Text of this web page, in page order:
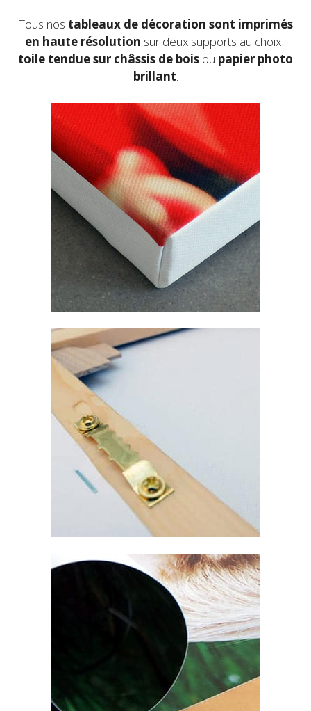
produit
Tous nos tableaux de décoration sont imprimés
en haute résolution sur deux supports au choix :
toile tendue sur châssis de bois ou papier photo
brillant.